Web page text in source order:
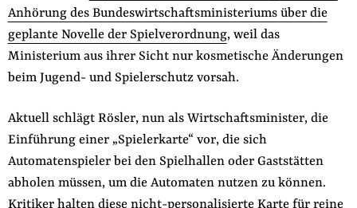
Anhörung des Bundeswirtschaftsministeriums über die
geplante Novelle der Spielverordnung, weil das
Ministerium aus ihrer Sicht nur kosmetische Änderungen
beim Jugend- und Spielerschutz vorsah.
Aktuell schlägt Rösler, nun als Wirtschaftsminister, die
Einführung einer „Spielerkarte“ vor, die sich
Automatenspieler bei den Spielhallen oder Gaststätten
abholen müssen, um die Automaten nutzen zu können.
Kritiker halten diese nicht-personalisierte Karte für reine